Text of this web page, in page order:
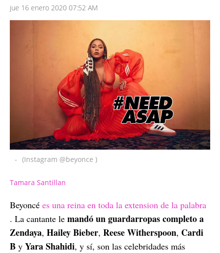
jue 16 enero 2020 07:52 AM
- (Instagram @beyonce )
Tamara Santillan
Beyoncé es una reina en toda la extension de la palabra
. La cantante le mandó un guardarropas completo a
Zendaya, Hailey Bieber, Reese Witherspoon, Cardi
B y Yara Shahidi, y sí, son las celebridades más